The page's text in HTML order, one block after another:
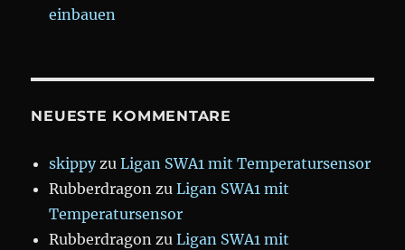
einbauen
NEUESTE KOMMENTARE
skippyzuLigan SWA1 mit Temperatursensor
Rubberdragon zuLigan SWA1 mit
Temperatursensor
Rubberdragon zuLigan SWA1 mit